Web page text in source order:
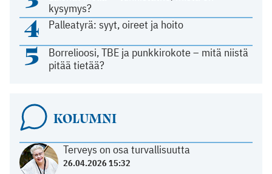
kysymys?
4 Palleatyrä: syyt, oireet ja hoito
5
Borrelioosi, TBE ja punkkirokote – mitä niistä
pitää tietää?
KOLUMNI
Terveys on osa turvallisuutta
26.04.2026 15:32